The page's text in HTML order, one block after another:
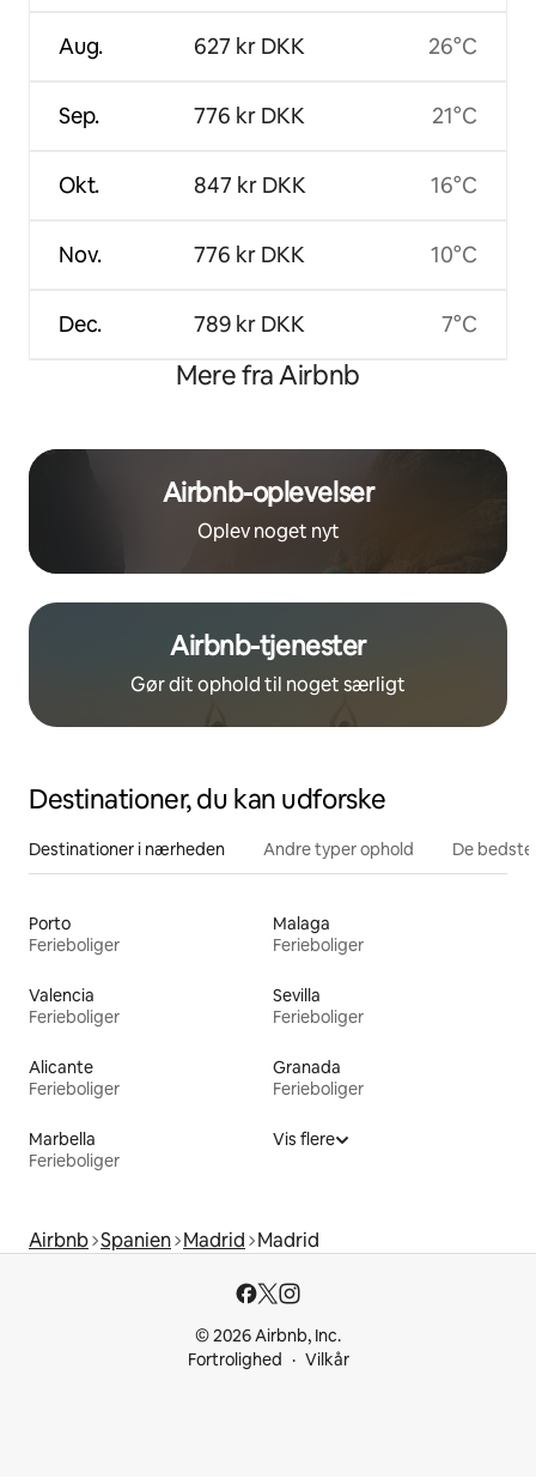
Aug.
Sep.
Okt.
Nov.
Dec.
627 kr DKK
776 kr DKK
847 kr DKK
776 kr DKK
789 kr DKK
26°C
21°C
16°C
10°C
7°C
Mere fra Airbnb
Airbnb-oplevelser
Oplev noget nyt
Airbnb-tjenester
Gør dit ophold til noget særligt
Destinationer, du kan udforske
Destinationer i nærheden Andre typer ophold De
Porto
Ferieboliger
Malaga
Ferieboliger
Valencia
Ferieboliger
Sevilla
Ferieboliger
Alicante
Ferieboliger
Granada
Ferieboliger
Marbella
Ferieboliger
Vis flere
Airbnb Spanien Madrid Madrid
© 2026 Airbnb, Inc.
Fortrolighed
Vilkår